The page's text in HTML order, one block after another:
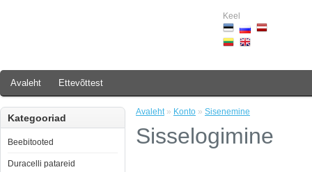
Keel
Avaleht Ettevõttest
Kategooriad
Beebitooted
Duracelli patareid
Avaleht» Konto » Sisenemine
Sisselogimine